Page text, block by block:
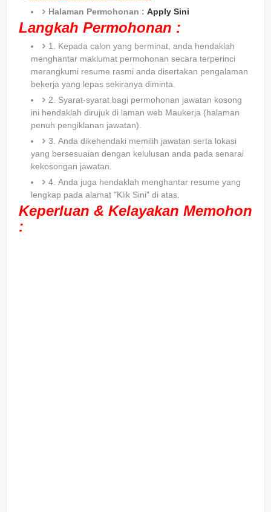
Halaman Permohonan : Apply Sini
Langkah Permohonan :
1. Kepada calon yang berminat, anda hendaklah
menghantar maklumat permohonan secara terperinci
merangkumi resume rasmi anda disertakan pengalaman
bekerja yang lepas sekiranya diminta.
2. Syarat-syarat bagi permohonan jawatan kosong
ini hendaklah dirujuk di laman web Maukerja (halaman
penuh pengiklanan jawatan).
3. Anda dikehendaki memilih jawatan serta lokasi
yang bersesuaian dengan kelulusan anda pada senarai
kekosongan jawatan.
4. Anda juga hendaklah menghantar resume yang
lengkap pada alamat "Klik Sini" di atas.
Keperluan & Kelayakan Memohon
: